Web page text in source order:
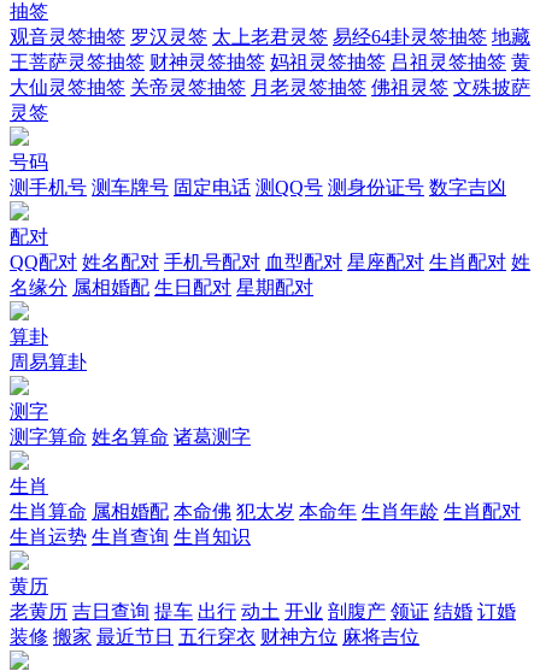
抽签
观音灵签抽签 罗汉灵签 太上老君灵签 易经64卦灵签抽签 地藏
王菩萨灵签抽签 财神灵签抽签 妈祖灵签抽签 吕祖灵签抽签 黄
大仙灵签抽签 关帝灵签抽签 月老灵签抽签 佛祖灵签 文殊披萨
灵签
号码
测手机号 测车牌号 固定电话 测QQ号 测身份证号 数字吉凶
配对
QQ配对 姓名配对 手机号配对 血型配对 星座配对 生肖配对 姓
名缘分 属相婚配 生日配对 星期配对
算卦
周易算卦
测字
测字算命 姓名算命 诸葛测字
生肖
生肖算命 属相婚配 本命佛 犯太岁 本命年 生肖年龄 生肖配对
生肖运势 生肖查询 生肖知识
黄历
老黄历 吉日查询 提车 出行 动土 开业 剖腹产 领证 结婚 订婚
装修 搬家 最近节日 五行穿衣 财神方位 麻将吉位